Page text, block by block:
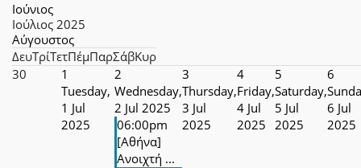
Ιούνιος
Ιούλιος 2025
Αύγουστος
ΔευΤρίΤετΠέμΠαρΣάβΚυρ
30
1
Tuesday,
1 Jul
2025
2
Wednesday,
2 Jul 2025
06:00pm
[Αθήνα]
Ανοιχτή ...
3
Thursday,
3 Jul
2025
4
Friday,
4 Jul
2025
5
Saturday,
5 Jul
2025
6
6 Jul
2025